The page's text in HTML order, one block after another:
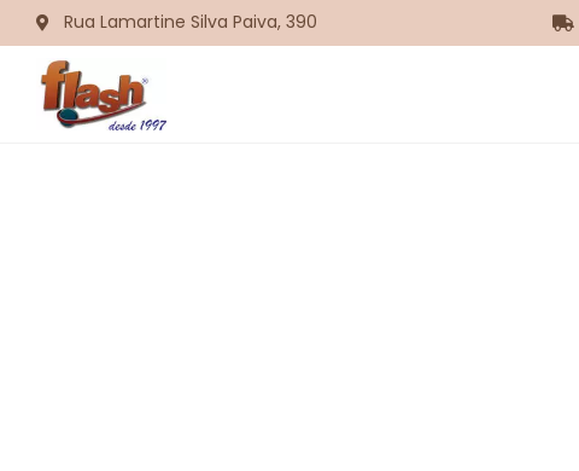
Rua Lamartine Silva Paiva, 390